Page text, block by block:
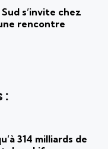
s’invite chez
rencontre
:
314 milliards de